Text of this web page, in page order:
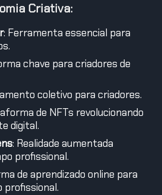
Criativa:
: Ferramenta essencial para
chave para criadores de
coletivo para criadores.
de NFTs revolucionando
digital.
: Realidade aumentada
profissional.
de aprendizado online para
profissional.